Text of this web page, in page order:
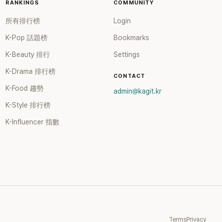
RANKINGS
所有排行榜
K-Pop 話題榜
K-Beauty 排行
K-Drama 排行榜
K-Food 趨勢
K-Style 排行榜
K-Influencer 指數
COMMUNITY
Login
Bookmarks
Settings
CONTACT
admin@kagit.kr
TermsPrivacy